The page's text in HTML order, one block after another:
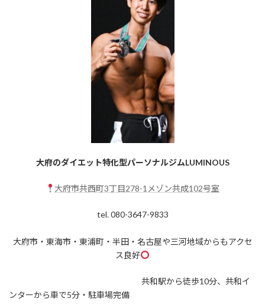
大府のダイエット特化型パーソナルジムLUMINOUS
大府市共西町3丁目278-1メゾン共成102号室
tel. 080-3647-9833
大府市・東海市・東浦町・半田・名古屋や三河地域からもアクセ
ス良好
共和駅から徒歩10分、共和イ
ンターから車で5分・駐車場完備